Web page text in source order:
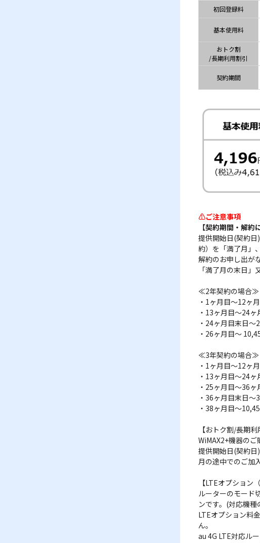
初回登録料
基本使用料
おトク割
/長期利用割引
契約期間
⚠ご注意事項
【契約期間・解約
提供開始日(契約
約）を「満了月」
解約のお申し出が
「満了月の末日
≪2年契約の場合≫
・1ヶ月目～12ヶ
・13ヶ月目～24
・24ヶ月目末日～
・26ヶ月目～
≪3年契約の場合≫
・1ヶ月目～12ヶ
・13ヶ月目～24
・25ヶ月目～36
・36ヶ月目末日～
・38ヶ月目～
【おトク割/長期利
WiMAX2+機器の
提供開始日(契約日
月の途中でのご加
【LTEオプション
ルーターのモード
ンです。(対応機種
LTEオプション料
ん。
au 4G LTE対応ル